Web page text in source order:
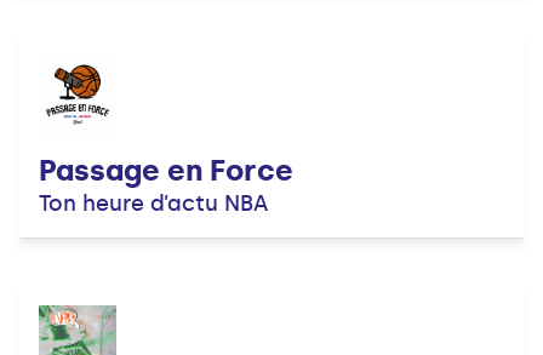
Passage en Force
Ton heure d’actu NBA